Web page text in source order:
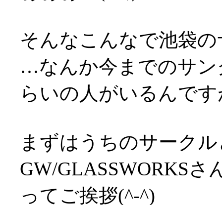
そんなこんなで池袋
…なんか今までのサ
らいの人がいるんで
まずはうちのサーク
GW/GLASSWORKS
ってご挨拶(^-^)